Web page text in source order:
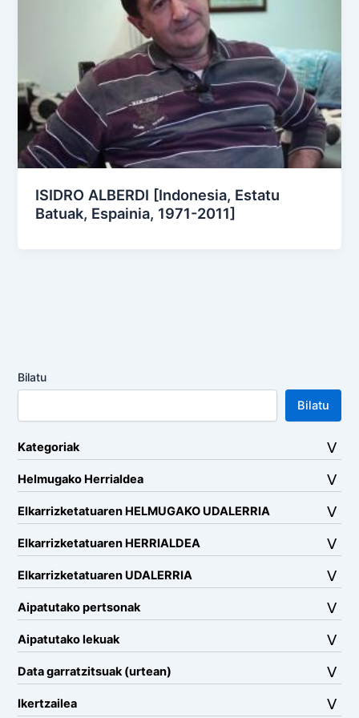
ISIDRO ALBERDI [Indonesia, Estatu
Batuak, Espainia, 1971-2011]
Bilatu
Bilatu
Kategoriak
Helmugako Herrialdea
Elkarrizketatuaren HELMUGAKO UDALERRIA
Elkarrizketatuaren HERRIALDEA
Elkarrizketatuaren UDALERRIA
Aipatutako pertsonak
Aipatutako lekuak
Data garratzitsuak (urtean)
Ikertzailea